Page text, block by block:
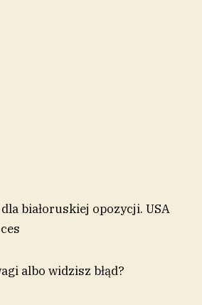
białoruskiej opozycji. USA
albo widzisz błąd?